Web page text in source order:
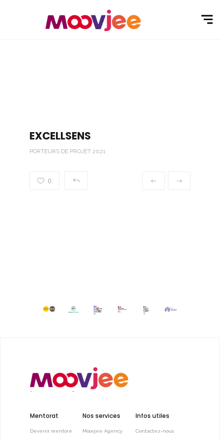
EXCELLSENS
PORTEURS DE PROJET 2021
0
Mentorat
Devenir mentoré
Nos services
Moovjee Agency
Infos utiles
Contactez-nous